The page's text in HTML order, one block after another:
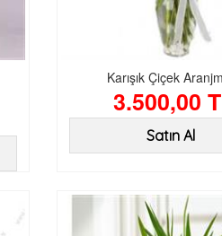
Karışık Çiçek
3.500,00
Satın Al